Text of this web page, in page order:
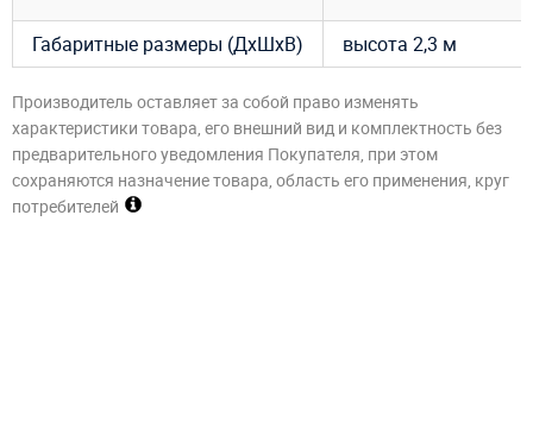
Габаритные размеры (ДхШхВ) высота 2,3 м
Производитель оставляет за собой право изменять
характеристики товара, его внешний вид и комплектность без
предварительного уведомления Покупателя, при этом
сохраняются назначение товара, область его применения, круг
потребителей